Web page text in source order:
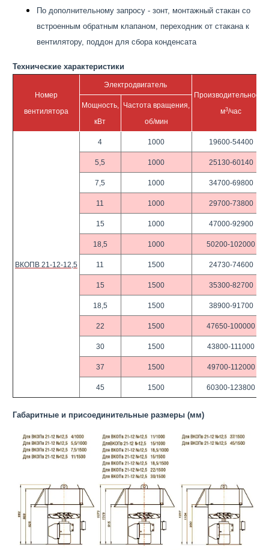
По дополнительному запросу - зонт, монтажный стакан со
встроенным обратным клапаном, переходник от стакана к
вентилятору, поддон для сбора конденсата
Технические характеристики
Номер
вентилятора
Электродвигатель
Производительность,
м3/час
Мощность,
кВт
Частота вращения,
об/мин
ВКОПВ 21-12-12,5
4 1000 19600-54400
5,5 1000 25130-60140
7,5 1000 34700-69800
11 1000 29700-73800
15 1000 47000-92900
18,5 1000 50200-102000
11 1500 24730-74600
15 1500 35300-82700
18,5 1500 38900-91700
22 1500 47650-100000
30 1500 43800-111000
37 1500 49700-112000
45 1500 60300-123800
Габаритные и присоединительные размеры (мм)